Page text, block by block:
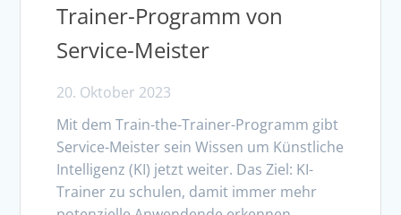
Trainer-Programm von
Service-Meister
20. Oktober 2023
Mit dem Train-the-Trainer-Programm gibt
Service-Meister sein Wissen um Künstliche
Intelligenz (KI) jetzt weiter. Das Ziel: KI-
Trainer zu schulen, damit immer mehr